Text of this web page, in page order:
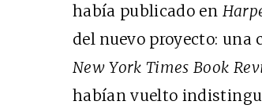
había publicado en
del nuevo proyecto:
New York Times Book
habían vuelto